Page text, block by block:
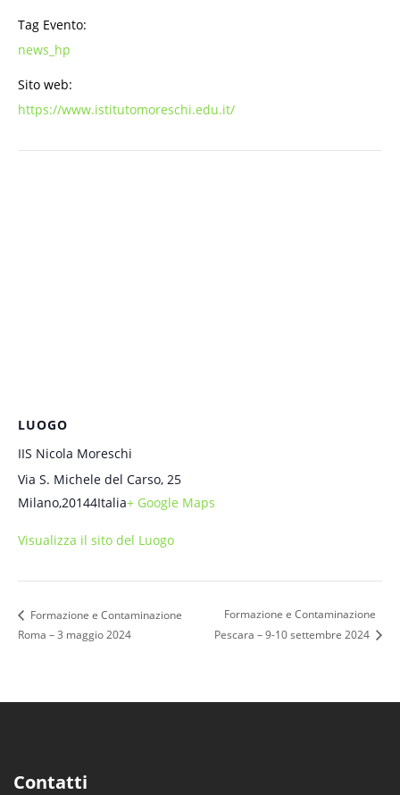
Tag Evento:
news_hp
Sito web:
https://www.istitutomoreschi.edu.it/
LUOGO
IIS Nicola Moreschi
Via S. Michele del Carso, 25
Milano,20144Italia+ Google Maps
Visualizza il sito del Luogo
Formazione e Contaminazione
Roma – 3 maggio 2024
Formazione e Contaminazione
Pescara – 9-10 settembre 2024
Contatti